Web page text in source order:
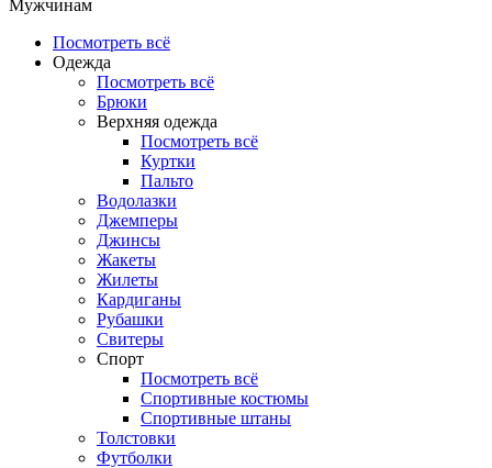
Мужчинам
Посмотреть всё
Одежда
Посмотреть всё
Брюки
Верхняя одежда
Посмотреть всё
Куртки
Пальто
Водолазки
Джемперы
Джинсы
Жакеты
Жилеты
Кардиганы
Рубашки
Свитеры
Спорт
Посмотреть всё
Спортивные костюмы
Спортивные штаны
Толстовки
Футболки